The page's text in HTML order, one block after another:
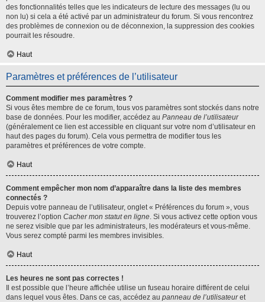
des fonctionnalités telles que les indicateurs de lecture des messages (lu ou
non lu) si cela a été activé par un administrateur du forum. Si vous rencontrez
des problèmes de connexion ou de déconnexion, la suppression des cookies
pourrait les résoudre.
Haut
Paramètres et préférences de l’utilisateur
Comment modifier mes paramètres ?
Si vous êtes membre de ce forum, tous vos paramètres sont stockés dans notre
base de données. Pour les modifier, accédez au Panneau de l’utilisateur
(généralement ce lien est accessible en cliquant sur votre nom d’utilisateur en
haut des pages du forum). Cela vous permettra de modifier tous les
paramètres et préférences de votre compte.
Haut
Comment empêcher mon nom d’apparaître dans la liste des membres
connectés ?
Depuis votre panneau de l’utilisateur, onglet « Préférences du forum », vous
trouverez l’option Cacher mon statut en ligne. Si vous activez cette option vous
ne serez visible que par les administrateurs, les modérateurs et vous-même.
Vous serez compté parmi les membres invisibles.
Haut
Les heures ne sont pas correctes !
Il est possible que l’heure affichée utilise un fuseau horaire différent de celui
dans lequel vous êtes. Dans ce cas, accédez au panneau de l’utilisateuret